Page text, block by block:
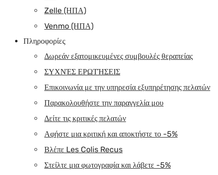
Zelle (ΗΠΑ)
Venmo (ΗΠΑ)
Πληροφορίες
Δωρεάν εξατομικευμένες συμβουλές θεραπείας
ΣΥΧΝΈΣ ΕΡΩΤΉΣΕΙΣ
Επικοινωνία με την υπηρεσία εξυπηρέτησης πελατών
Παρακολουθήστε την παραγγελία μου
Δείτε τις κριτικές πελατών
Αφήστε μια κριτική και αποκτήστε το -5%
Βλέπε Les Colis Recus
Στείλτε μια φωτογραφία και λάβετε -5%